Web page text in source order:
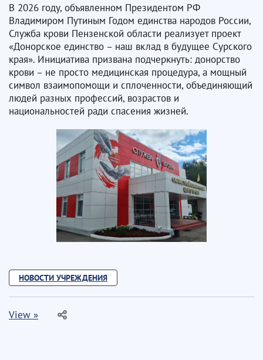
В 2026 году, объявленном Президентом РФ
Владимиром Путиным Годом единства народов России,
Служба крови Пензенской области реализует проект
«Донорское единство – наш вклад в будущее Сурского
края». Инициатива призвана подчеркнуть: донорство
крови – не просто медицинская процедура, а мощный
символ взаимопомощи и сплоченности, объединяющий
людей разных профессий, возрастов и
национальностей ради спасения жизней.
НОВОСТИ УЧРЕЖДЕНИЯ
View »